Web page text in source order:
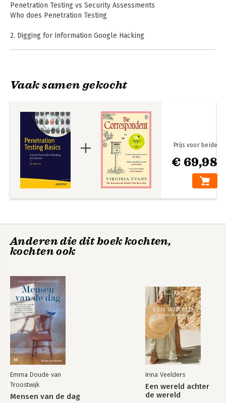
CEH v12 Certified
750 Practice Test
Questions
Beginning Rust
Bekijk alle boeken
Penetration Testing vs Security Assessments
Who does Penetration Testing
2. Digging for Information Google Hacking
3. What’s Open? Port scanning
4. Vulnerabilities Scanning for vulnerabilities
Nessus vs Nexpose vs OpenVAS
Fuzzing
5. Exploitation Using Metasploit
Exploit Database
6. Breaking Web Sites Common Vulnerabilities&lt; Web
Scanning
Vaak samen gekocht
€ 69,98
Prijs voor beide
Anderen die dit boek kochten,
kochten ook
Emma Doude van
Troostwijk
Mensen van de dag
Irina Veelders
Een wereld achter
de wereld